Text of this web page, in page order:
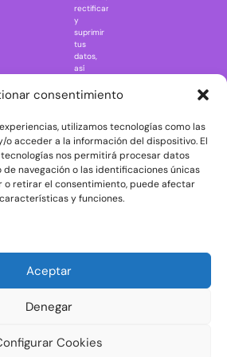
consentimiento
utilizamos tecnologías como las
o acceder a la información del dispositivo. El
nos permitirá procesar datos
navegación o las identificaciones únicas
o retirar el consentimiento, puede afectar
y funciones.
Aceptar
Denegar
Cookies
rectificar
y
suprimir
tus
datos,
así
ejercer
consultando
la
información
adicional
y
detallada
sobre